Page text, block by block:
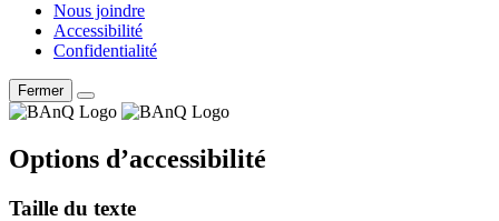
Nous joindre
Accessibilité
Confidentialité
Fermer
Options d’accessibilité
Taille du texte